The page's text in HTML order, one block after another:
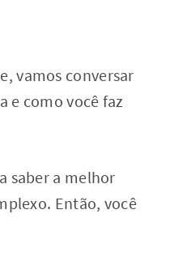
vamos conversar
e como você faz
saber a melhor
Então, você